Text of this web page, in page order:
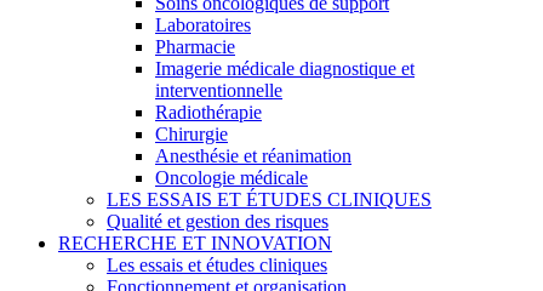
Laboratoires
Pharmacie
Imagerie médicale diagnostique et
interventionnelle
Radiothérapie
Chirurgie
Anesthésie et réanimation
Oncologie médicale
LES ESSAIS ET ÉTUDES CLINIQUES
Qualité et gestion des risques
RECHERCHE ET INNOVATION
Les essais et études cliniques
Fonctionnement et organisation